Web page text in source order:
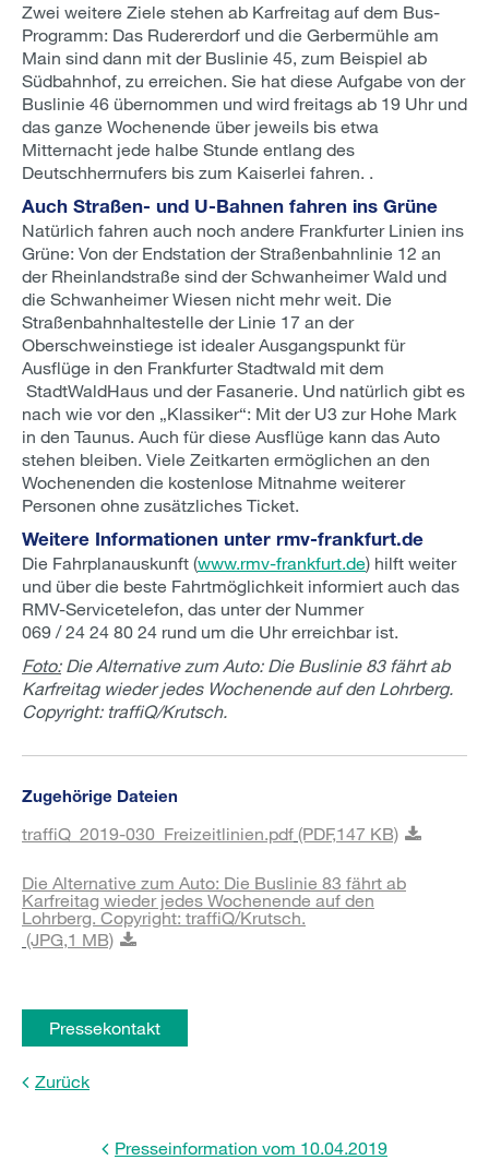
Zwei weitere Ziele stehen ab Karfreitag auf dem Bus-
Programm: Das Rudererdorf und die Gerbermühle am
Main sind dann mit der Buslinie 45, zum Beispiel ab
Südbahnhof, zu erreichen. Sie hat diese Aufgabe von der
Buslinie 46 übernommen und wird freitags ab 19 Uhr und
das ganze Wochenende über jeweils bis etwa
Mitternacht jede halbe Stunde entlang des
Deutschherrnufers bis zum Kaiserlei fahren. .
Auch Straßen- und U-Bahnen fahren ins Grüne
Natürlich fahren auch noch andere Frankfurter Linien ins
Grüne: Von der Endstation der Straßenbahnlinie 12 an
der Rheinlandstraße sind der Schwanheimer Wald und
die Schwanheimer Wiesen nicht mehr weit. Die
Straßenbahnhaltestelle der Linie 17 an der
Oberschweinstiege ist idealer Ausgangspunkt für
Ausflüge in den Frankfurter Stadtwald mit dem
StadtWaldHaus und der Fasanerie. Und natürlich gibt es
nach wie vor den „Klassiker“: Mit der U3 zur Hohe Mark
in den Taunus. Auch für diese Ausflüge kann das Auto
stehen bleiben. Viele Zeitkarten ermöglichen an den
Wochenenden die kostenlose Mitnahme weiterer
Personen ohne zusätzliches Ticket.
Weitere Informationen unter rmv-frankfurt.de
Die Fahrplanauskunft (www.rmv-frankfurt.de) hilft weiter
und über die beste Fahrtmöglichkeit informiert auch das
RMV-Servicetelefon, das unter der Nummer
069 / 24 24 80 24 rund um die Uhr erreichbar ist.
Foto:Die Alternative zum Auto: Die Buslinie 83 fährt ab
Karfreitag wieder jedes Wochenende auf den Lohrberg.
Copyright: traffiQ/Krutsch.
Zugehörige Dateien
traffiQ_2019-030_Freizeitlinien.pdf (PDF,147 KB)
Die Alternative zum Auto: Die Buslinie 83 fährt ab
Karfreitag wieder jedes Wochenende auf den
Lohrberg. Copyright: traffiQ/Krutsch.
(JPG,1 MB)
Pressekontakt
Zurück
Presseinformation vom 10.04.2019